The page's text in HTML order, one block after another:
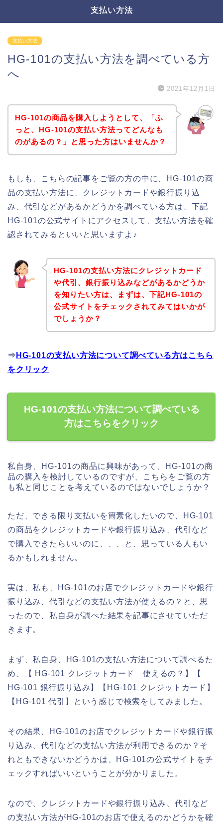
支払い方法
支払い方法
HG-101の支払い方法を調べている方
へ
2021年12月1日
HG-101の商品を購入しようとして、「ふ
っと、HG-101の支払い方法ってどんなも
のがあるの？」と思った方はいませんか？
もしも、こちらの記事をご覧の方の中に、HG-101の商
品の支払い方法に、クレジットカードや銀行振り込
み、代引などがあるかどうかを調べている方は、下記
HG-101の公式サイトにアクセスして、支払い方法を確
認されてみるといいと思いますよ♪
HG-101の支払い方法にクレジットカード
や代引、銀行振り込みなどがあるかどうか
を知りたい方は、まずは、下記HG-101の
公式サイトをチェックされてみてはいかが
でしょうか？
⇒ HG-101の支払い方法について調べている方はこちら
をクリック
HG-101の支払い方法について調べている
方はこちらをクリック
私自身、HG-101の商品に興味があって、HG-101の商
品の購入を検討しているのですが、こちらをご覧の方
も私と同じことを考えているのではないでしょうか？
ただ、できる限り支払いを簡素化したいので、HG-101
の商品をクレジットカードや銀行振り込み、代引など
で購入できたらいいのに、、、と、思っている人もい
るかもしれません。
実は、私も、HG-101のお店でクレジットカードや銀行
振り込み、代引などの支払い方法が使えるの？と、思
ったので、私自身が調べた結果を記事にさせていただ
きます。
まず、私自身、HG-101の支払い方法について調べるた
め、【 HG-101 クレジットカード 使えるの？】【
HG-101 銀行振り込み】【HG-101 クレジットカード】
【HG-101 代引】という感じで検索をしてみました。
その結果、HG-101のお店でクレジットカードや銀行振
り込み、代引などの支払い方法が利用できるのか？そ
れともできないかどうかは、HG-101の公式サイトをチ
ェックすればいいということが分かりました。
なので、クレジットカードや銀行振り込み、代引など
の支払い方法がHG-101のお店で使えるのかどうかを確